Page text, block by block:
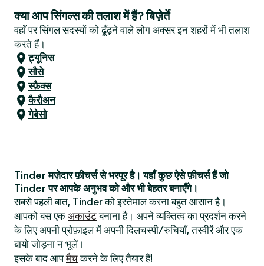
क्या आप सिंगल्स की तलाश में हैं? बिज़ेर्ते
वहाँ पर सिंगल सदस्यों को ढूँढ़ने वाले लोग अक्सर इन शहरों में भी तलाश
करते हैं।
ट्यूनिस
सौसे
स्फ़ैक्स
कैरौअन
गेबेसो
Tinder मज़ेदार फ़ीचर्स से भरपूर है। यहाँ कुछ ऐसे फ़ीचर्स हैं जो
Tinder पर आपके अनुभव को और भी बेहतर बनाएँगे।
सबसे पहली बात, Tinder को इस्तेमाल करना बहुत आसान है।
आपको बस एक अकाउंटबनाना है। अपने व्यक्तित्व का प्रदर्शन करने
के लिए अपनी प्रोफ़ाइल में अपनी दिलचस्पी/रुचियाँ, तस्वीरें और एक
बायो जोड़ना न भूलें।
इसके बाद आपमैचकरने के लिए तैयार हैं!